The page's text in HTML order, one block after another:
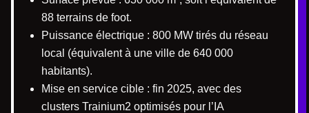
88 terrains de foot.
Puissance électrique : 800 MW tirés du réseau
local (équivalent à une ville de 640 000
habitants).
Mise en service cible : fin 2025, avec des
clusters Trainium2 optimisés pour l’IA